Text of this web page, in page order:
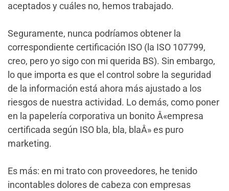
aceptados y cuáles no, hemos trabajado.
Seguramente, nunca podríamos obtener la
correspondiente certificación ISO (la ISO 107799,
creo, pero yo sigo con mi querida BS). Sin embargo,
lo que importa es que el control sobre la seguridad
de la información está ahora más ajustado a los
riesgos de nuestra actividad. Lo demás, como poner
en la papelería corporativa un bonito Â«empresa
certificada según ISO bla, bla, blaÂ» es puro
marketing.
Es más: en mi trato con proveedores, he tenido
incontables dolores de cabeza con empresas